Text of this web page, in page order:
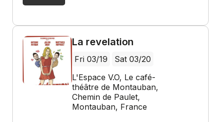
La revelation
Fri 03/19
Sat 03/20
L'Espace V.O, Le café-
théâtre de Montauban,
Chemin de Paulet,
Montauban, France